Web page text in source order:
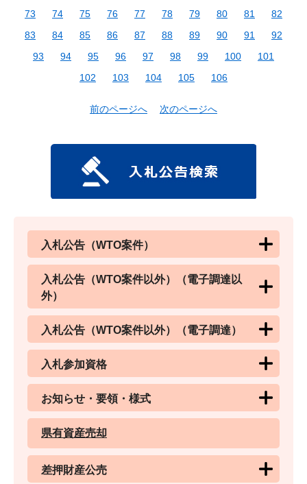
73
74 75 76 77 78 79 80 81
82
83
84 85 86 87 88 89 90 91
92
93
94 95 96 97 98 99 100
101
102
103 104 105 106
前のページへ 次のページへ
入札公告（WTO案件）
入札公告（WTO案件以外）（電子調達以
外）
入札公告（WTO案件以外）（電子調達）
入札参加資格
お知らせ・要領・様式
県有資産売却
差押財産公売